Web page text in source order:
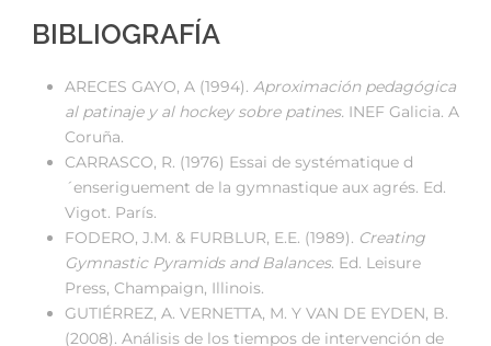
BIBLIOGRAFÍA
ARECES GAYO, A (1994). Aproximación pedagógica
al patinaje y al hockey sobre patines. INEF Galicia. A
Coruña.
CARRASCO, R. (1976) Essai de systématique d
´enseriguement de la gymnastique aux agrés. Ed.
Vigot. París.
FODERO, J.M. & FURBLUR, E.E. (1989). Creating
Gymnastic Pyramids and Balances. Ed. Leisure
Press, Champaign, Illinois.
GUTIÉRREZ, A. VERNETTA, M. Y VAN DE EYDEN, B.
(2008). Análisis de los tiempos de intervención de